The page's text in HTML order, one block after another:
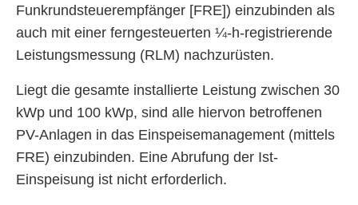
Funkrundsteuerempfänger [FRE]) einzubinden als
auch mit einer ferngesteuerten ¼-h-registrierende
Leistungsmessung (RLM) nachzurüsten.
Liegt die gesamte installierte Leistung zwischen 30
kWp und 100 kWp, sind alle hiervon betroffenen
PV-Anlagen in das Einspeisemanagement (mittels
FRE) einzubinden. Eine Abrufung der Ist-
Einspeisung ist nicht erforderlich.